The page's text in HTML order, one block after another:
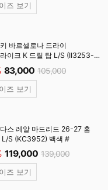
즈 보기
바르셀로나 드라이
이크 K 드릴 탑 L/S (II3253-
노블레드 #
83,000 105,000
즈 보기
스 레알 마드리드 26-27 홈
L/S (KC3952) 백색 #
119,000 139,000
즈 보기